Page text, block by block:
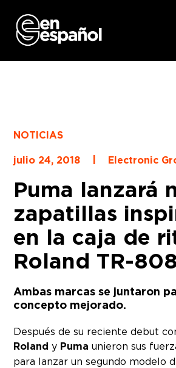
content
NOTICIAS
julio 24, 2018
| Electronic
Puma lanzará
zapatillas
en la caja de
Roland TR-808
Ambas marcas se juntaron
concepto mejorado.
Después de su reciente debut
Roland y Puma unieron sus
para lanzar un segundo modelo